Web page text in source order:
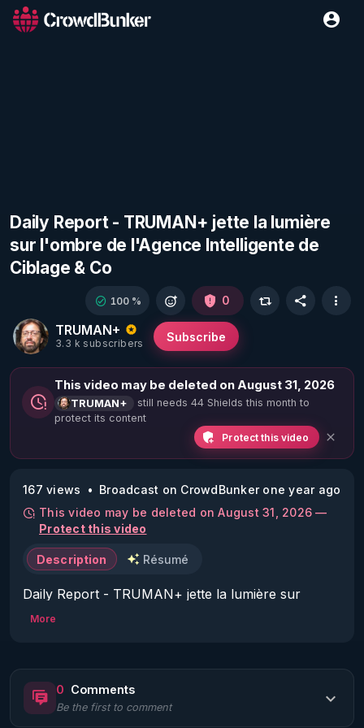
Daily Report - TRUMAN+ jette la lumière
sur l'ombre de l'Agence Intelligente de
Ciblage & Co
TRUMAN+
3.3 k subscribers
Subscribe
100 % 0
This video may be deleted on August 31, 2026
TRUMAN+
still needs 44 Shields this month to
protect its content
Protect this video
167 views
Broadcast on CrowdBunker one year ago
This video may be deleted on August 31, 2026 —
Protect this video
Description Résumé
Daily Report - TRUMAN+ jette la lumière sur
l'ombre de l'Agence Intelligente de Ciblage & Co :
subis, lors de mon ciblage, au jour le jour, à
chaque nuit que je ne peux pas dormir, et à chaque
fois que je suis attaqué à mort.
More
0 Comments
Be the first to comment